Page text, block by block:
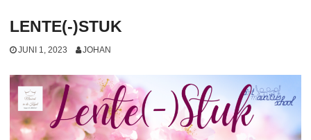
LENTE(-)STUK
JUNI 1, 2023 JOHAN